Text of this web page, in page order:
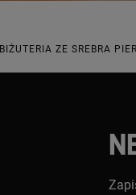
BIŻUTERIA ZE SREBRA